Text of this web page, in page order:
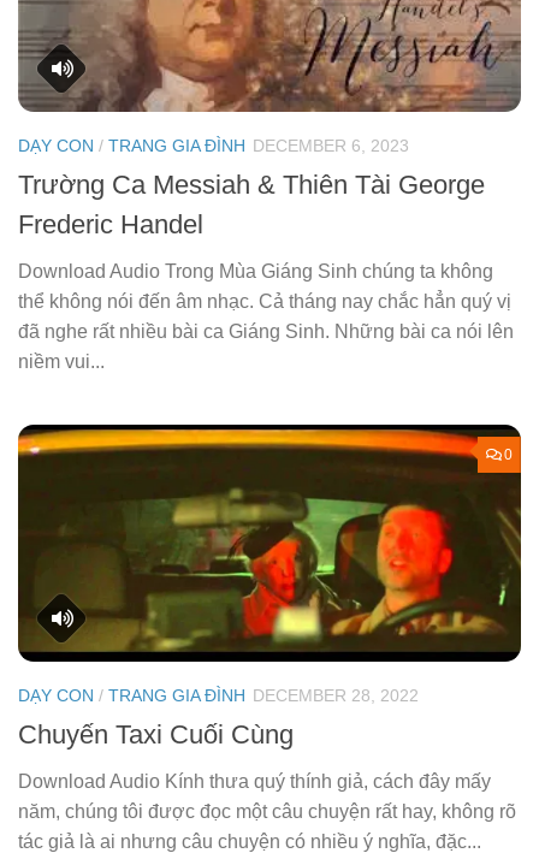
DẠY CON / TRANG GIA ĐÌNH DECEMBER 6, 2023
Trường Ca Messiah & Thiên Tài George
Frederic Handel
Download Audio Trong Mùa Giáng Sinh chúng ta không
thể không nói đến âm nhạc. Cả tháng nay chắc hẳn quý vị
đã nghe rất nhiều bài ca Giáng Sinh. Những bài ca nói lên
niềm vui...
0
DẠY CON / TRANG GIA ĐÌNH DECEMBER 28, 2022
Chuyến Taxi Cuối Cùng
Download Audio Kính thưa quý thính giả, cách đây mấy
năm, chúng tôi được đọc một câu chuyện rất hay, không rõ
tác giả là ai nhưng câu chuyện có nhiều ý nghĩa, đặc...